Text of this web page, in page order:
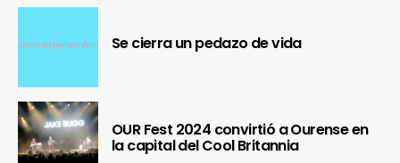
Se cierra un pedazo de vida
OUR Fest 2024 convirtió a Ourense en
la capital del Cool Britannia